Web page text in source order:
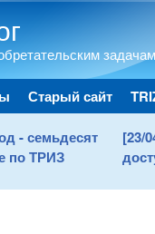
Старый сайт
- семьдесят
по ТРИЗ
[23/